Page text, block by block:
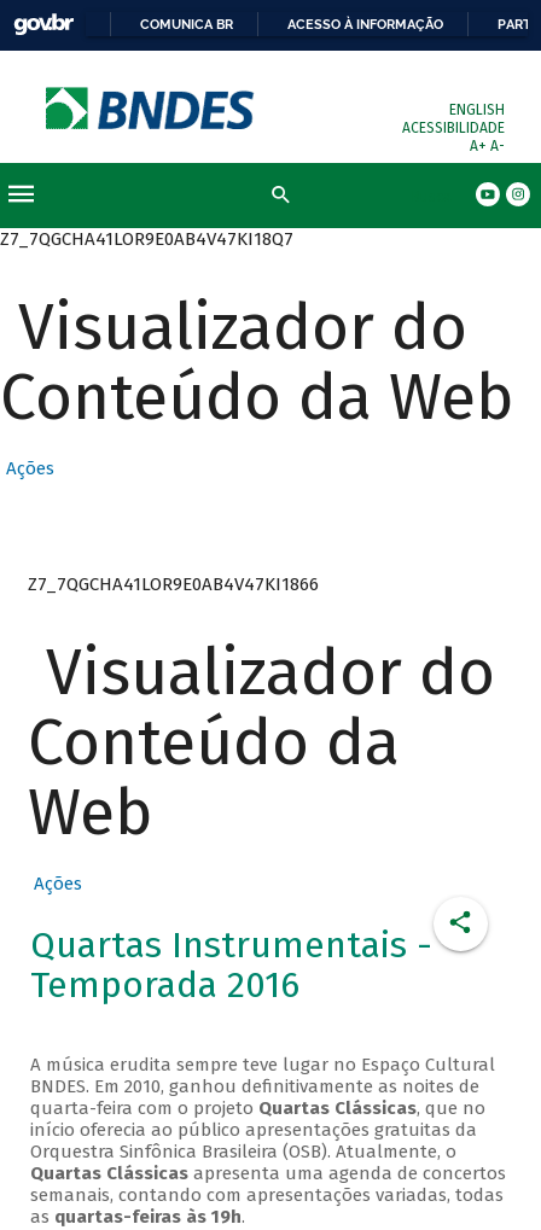
COMUNICA BR ACESSO À INFORMAÇÃO
ENGLISH
ACESSIBILIDADE
A+ A-
Z7_7QGCHA41LOR9E0AB4V47KI18Q7
Visualizador do
Conteúdo da Web
Ações
Z7_7QGCHA41LOR9E0AB4V47KI1866
Visualizador do
Conteúdo da
Web
Ações
Quartas Instrumentais -
Temporada 2016
A música erudita sempre teve lugar no Espaço Cultural
BNDES. Em 2010, ganhou definitivamente as noites de
quarta-feira com o projeto Quartas Clássicas, que no
início oferecia ao público apresentações gratuitas da
Orquestra Sinfônica Brasileira (OSB). Atualmente, o
Quartas Clássicasapresenta uma agenda de concertos
semanais, contando com apresentações variadas, todas
as quartas-feiras às 19h.